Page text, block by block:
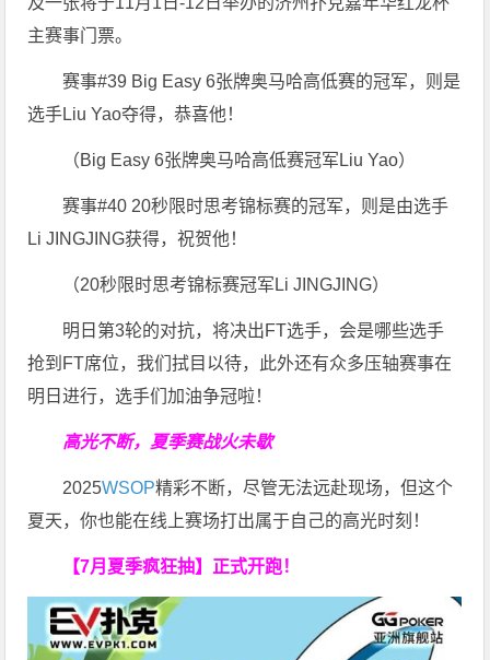
主赛事门票。
赛事#39 Big Easy 6张牌奥马哈高低赛的冠军，则是
选手Liu Yao夺得，恭喜他！
（Big Easy 6张牌奥马哈高低赛冠军Liu Yao）
赛事#40 20秒限时思考锦标赛的冠军，则是由选手
Li JINGJING获得，祝贺他！
（20秒限时思考锦标赛冠军Li JINGJING）
明日第3轮的对抗，将决出FT选手，会是哪些选手
抢到FT席位，我们拭目以待，此外还有众多压轴赛事在
明日进行，选手们加油争冠啦！
高光不断，夏季赛战火未歇
2025WSOP精彩不断，尽管无法远赴现场，但这个
夏天，你也能在线上赛场打出属于自己的高光时刻！
【7月夏季疯狂抽】正式开跑！